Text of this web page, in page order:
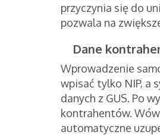
przyczynia się do
pozwala na
Dane
Wprowadzenie
wpisać tylko NIP, a
danych z GUS. Po
kontrahentów.
automatyczne